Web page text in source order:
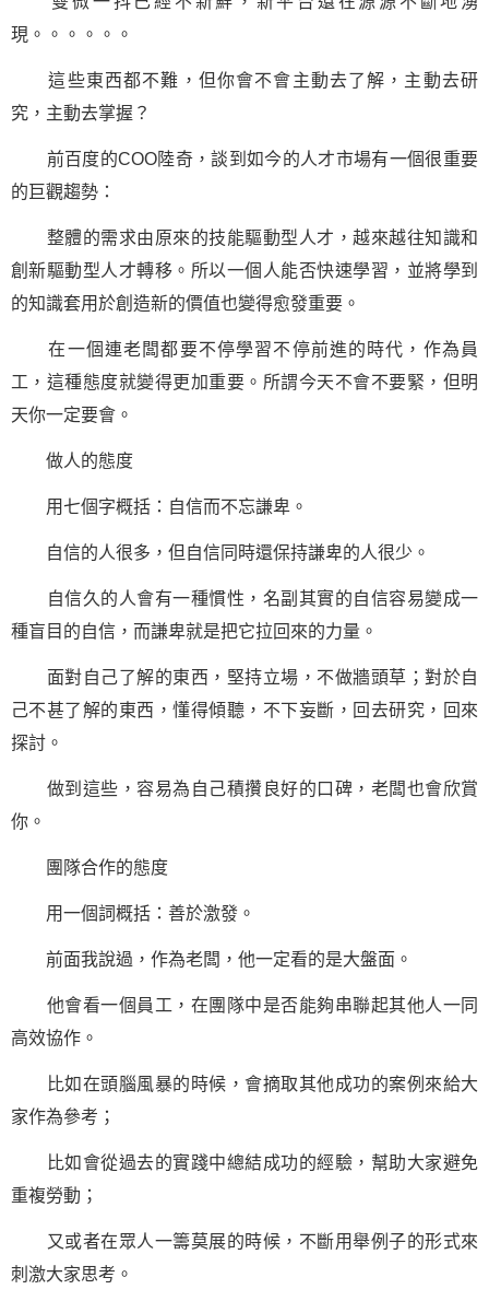
現。。。。。。
這些東西都不難，但你會不會主動去了解，主動去研
究，主動去掌握？
前百度的COO陸奇，談到如今的人才市場有一個很重要
的巨觀趨勢：
整體的需求由原來的技能驅動型人才，越來越往知識和
創新驅動型人才轉移。所以一個人能否快速學習，並將學到
的知識套用於創造新的價值也變得愈發重要。
在一個連老闆都要不停學習不停前進的時代，作為員
工，這種態度就變得更加重要。所謂今天不會不要緊，但明
天你一定要會。
做人的態度
用七個字概括： 自信而不忘謙卑。
自信的人很多，但自信同時還保持謙卑的人很少。
自信久的人會有一種慣性，名副其實的自信容易變成一
種盲目的自信，而謙卑就是把它拉回來的力量。
面對自己了解的東西，堅持立場，不做牆頭草；對於自
己不甚了解的東西，懂得傾聽，不下妄斷，回去研究，回來
探討。
做到這些，容易為自己積攢良好的口碑，老闆也會欣賞
你。
團隊合作的態度
用一個詞概括：善於激發。
前面我說過，作為老闆，他一定看的是大盤面。
他會看一個員工，在團隊中是否能夠串聯起其他人一同
高效協作。
比如在頭腦風暴的時候，會摘取其他成功的案例來給大
家作為參考；
比如會從過去的實踐中總結成功的經驗，幫助大家避免
重複勞動；
又或者在眾人一籌莫展的時候，不斷用舉例子的形式來
刺激大家思考。